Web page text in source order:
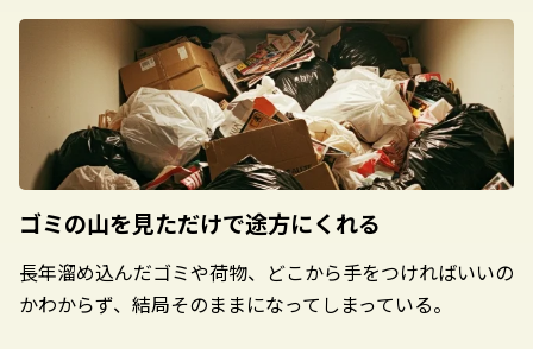
ゴミの山を見ただけで途方にくれる
長年溜め込んだゴミや荷物、どこから手をつければいいの
かわからず、結局そのままになってしまっている。